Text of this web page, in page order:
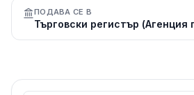
ПОДАВА СЕ В
Търговски регистър (Агенция